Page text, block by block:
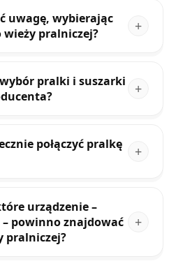
uwagę, wybierając
wieży pralniczej?
pralki i suszarki
połączyć pralkę
urządzenie –
powinno znajdować
pralniczej?